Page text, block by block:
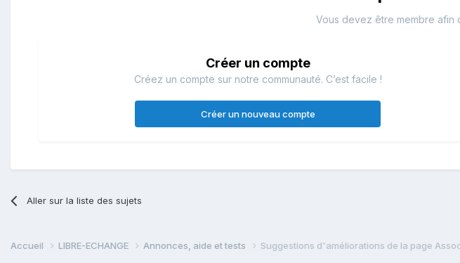
Vous devez être membre afin
Créer un compte
Créez un compte sur notre communauté. C’est facile !
Créer un nouveau compte
Aller sur la liste des sujets
Accueil LIBRE-ECHANGE Annonces, aide et tests Suggestions d'améliorations de la page